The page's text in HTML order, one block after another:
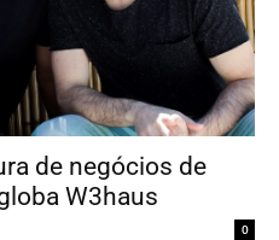
de negócios de
W3haus
0